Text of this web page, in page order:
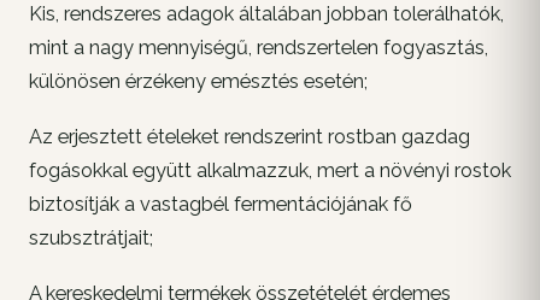
Kis, rendszeres adagok általában jobban tolerálhatók,
mint a nagy mennyiségű, rendszertelen fogyasztás,
különösen érzékeny emésztés esetén;
Az erjesztett ételeket rendszerint rostban gazdag
fogásokkal együtt alkalmazzuk, mert a növényi rostok
biztosítják a vastagbél fermentációjának fő
szubsztrátjait;
A kereskedelmi termékek összetételét érdemes